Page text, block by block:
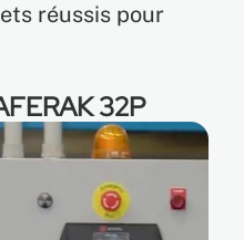
réussis pour
32P